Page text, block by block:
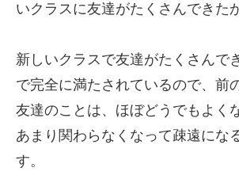
いクラスに友達がたくさんできた
新しいクラスで友達がたくさんで
で完全に満たされているので、前
友達のことは、ほぼどうでもよく
あまり関わらなくなって疎遠にな
す。